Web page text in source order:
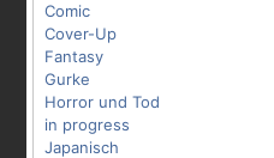
Comic
Cover-Up
Fantasy
Gurke
Horror und Tod
in progress
Japanisch